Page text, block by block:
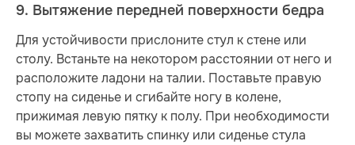
9. Вытяжение передней поверхности бедра
Для устойчивости прислоните стул к стене или
столу. Встаньте на некотором расстоянии от него и
расположите ладони на талии. Поставьте правую
стопу на сиденье и сгибайте ногу в колене,
прижимая левую пятку к полу. При необходимости
вы можете захватить спинку или сиденье стула